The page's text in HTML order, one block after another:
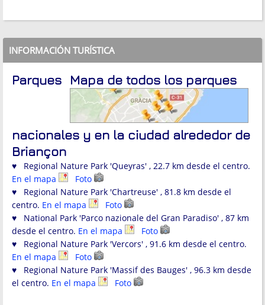
INFORMACIÓN TURÍSTICA
Mapa de todos los parques
Parques
nacionales y en la ciudad alrededor de
Briançon
♥ Regional Nature Park 'Queyras' , 22.7 km desde el centro.
En el mapa
Foto
♥ Regional Nature Park 'Chartreuse' , 81.8 km desde el
centro. En el mapa
Foto
♥ National Park 'Parco nazionale del Gran Paradiso' , 87 km
desde el centro. En el mapa
Foto
♥ Regional Nature Park 'Vercors' , 91.6 km desde el centro.
En el mapa
Foto
♥ Regional Nature Park 'Massif des Bauges' , 96.3 km desde
el centro. En el mapa Foto